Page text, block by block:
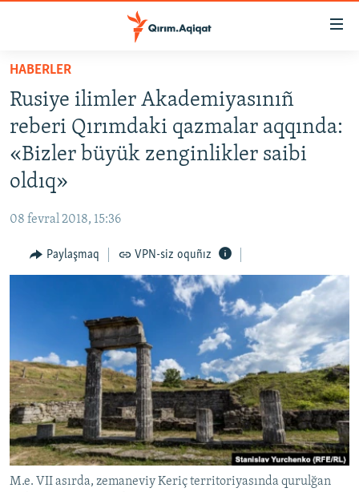
Esas
qaytmaq
Baş
navigatsiyağa
qaytmaq
Qıdıruvğa
SİYASET
İQTİSADİYAT
CEMİYET
İNSAN AQLARI
VİDEO
Русский
Українською
QOŞULIÑIZ!
HABERLER
Rusiye ilimler Akademiyasınıñ
reberi Qırımdaki qazmalar aqqında:
«Bizler büyük zenginlikler saibi
oldıq»
08 fevral 2018, 15:36
Paylaşmaq VPN-siz oquñız
M.e. VII asırda, zemaneviy Keriç territoriyasında qurulğan